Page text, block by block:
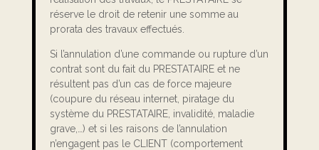
réserve le droit de retenir une somme au
prorata des travaux effectués.
Si l’annulation d’une commande ou rupture d’un
contrat sont du fait du PRESTATAIRE et ne
résultent pas d’un cas de force majeure
(coupure du réseau internet, piratage du
système du PRESTATAIRE, invalidité, maladie
grave,…) et si les raisons de l’annulation
n’engagent pas le CLIENT (comportement